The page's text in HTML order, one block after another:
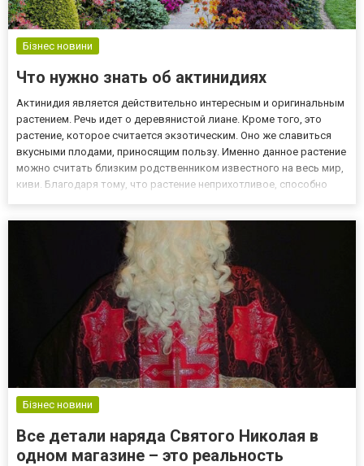
Бізнес новини
Что нужно знать об актинидиях
Актинидия является действительно интересным и оригинальным
растением. Речь идет о деревянистой лиане. Кроме того, это
растение, которое считается экзотическим. Оно же славиться
вкусными плодами, приносящим пользу. Именно данное растение
можно считать близким родственником известного на весь мир,
киви. Благодаря тому, что растение неприхотливое, способно
Бізнес новини
Все детали наряда Святого Николая в
одном магазине – это реальность